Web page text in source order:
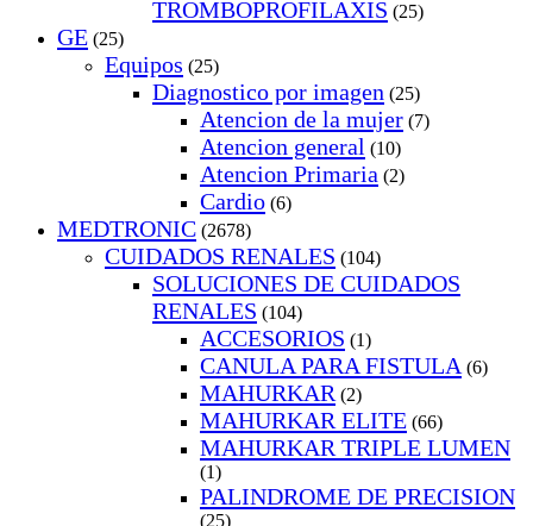
TROMBOPROFILAXIS (25)
GE (25)
Equipos (25)
Diagnostico por imagen (25)
Atencion de la mujer (7)
Atencion general (10)
Atencion Primaria (2)
Cardio (6)
MEDTRONIC (2678)
CUIDADOS RENALES (104)
SOLUCIONES DE CUIDADOS
RENALES (104)
ACCESORIOS (1)
CANULA PARA FISTULA (6)
MAHURKAR (2)
MAHURKAR ELITE (66)
MAHURKAR TRIPLE LUMEN
(1)
PALINDROME DE PRECISION
(25)